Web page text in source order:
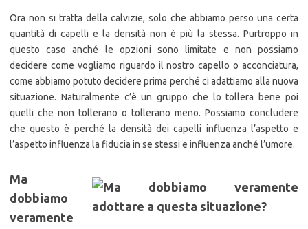
Ora non si tratta della calvizie, solo che abbiamo perso una certa
quantità di capelli e la densità non è più la stessa. Purtroppo in
questo caso anché le opzioni sono limitate e non possiamo
decidere come vogliamo riguardo il nostro capello o acconciatura,
come abbiamo potuto decidere prima perché ci adattiamo alla nuova
situazione. Naturalmente c’è un gruppo che lo tollera bene poi
quelli che non tollerano o tollerano meno. Possiamo concludere
che questo è perché la densità dei capelli influenza l’aspetto e
l’aspetto influenza la fiducia in se stessi e influenza anché l’umore.
Ma
dobbiamo
veramente